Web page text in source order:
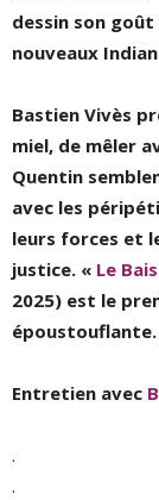
dessin son goût
nouveaux
Bastien Vivès
miel, de mêler
Quentin
avec les
leurs forces et
justice. « Le
2025) est le
Entretien avec
.
.